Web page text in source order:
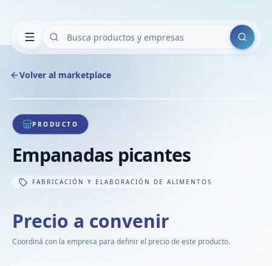
Buscar
Volver al marketplace
1/1
PRODUCTO
Empanadas picantes
FABRICACIÓN Y ELABORACIÓN DE ALIMENTOS
Precio a convenir
Coordiná con la empresa para definir el precio de este producto.